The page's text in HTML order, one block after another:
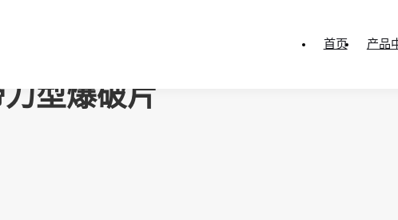
首页 产品
型爆破片